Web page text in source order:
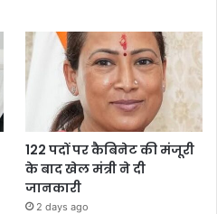
122 पदों पर कैबिनेट की मंजूरी
के बाद खेल मंत्री ने दी
जानकारी
2 days ago